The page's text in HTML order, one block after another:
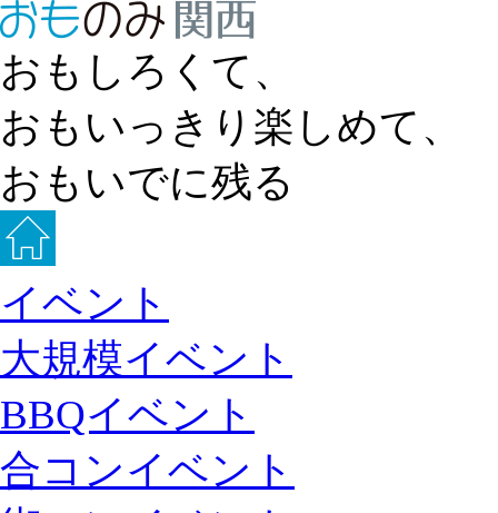
おもしろくて、
おもいっきり楽しめて、
おもいでに残る
イベント
大規模イベント
BBQイベント
合コンイベント